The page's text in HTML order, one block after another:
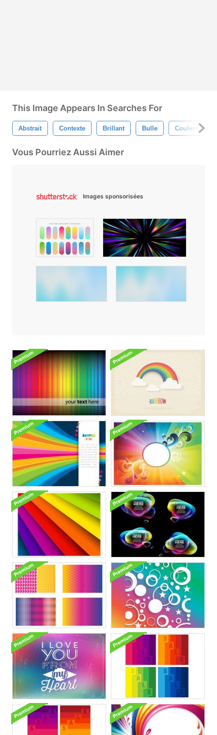
This Image Appears In Searches For
Abstrait Contexte Brillant Bulle Couleur
Vous Pourriez Aussi Aimer
Images sponsorisées